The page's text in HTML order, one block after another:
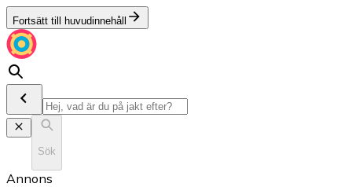
Fortsätt till huvudinnehåll
Sök
Annons